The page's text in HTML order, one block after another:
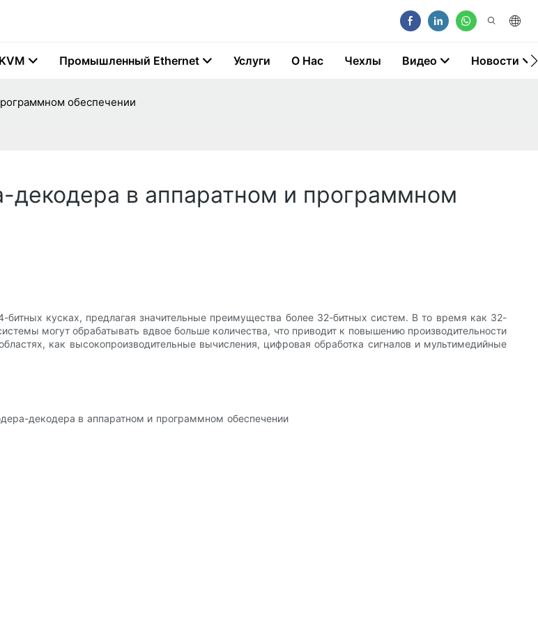
Промышленный Ethernet Услуги О Нас Чехлы Видео Новости
обеспечении
декодера в аппаратном и программном
кусках, предлагая значительные преимущества более 32-битных систем. В то время как 32-
могут обрабатывать вдвое больше количества, что приводит к повышению производительности
как высокопроизводительные вычисления, цифровая обработка сигналов и мультимедийные